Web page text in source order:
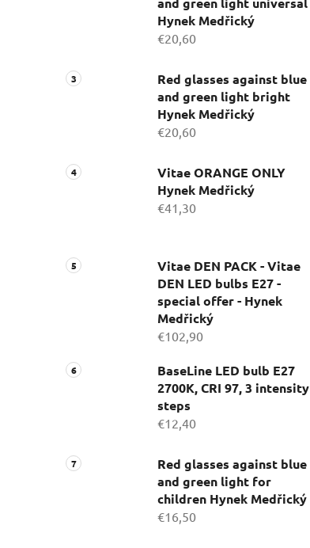
Hynek Medřický
€20,60
Red glasses against blue
and green light bright
Hynek Medřický
€20,60
Vitae ORANGE ONLY
Hynek Medřický
€41,30
Vitae DEN PACK - Vitae
DEN LED bulbs E27 -
special offer - Hynek
Medřický
€102,90
BaseLine LED bulb E27
2700K, CRI 97, 3 intensity
steps
€12,40
Red glasses against blue
and green light for
children Hynek Medřický
€16,50